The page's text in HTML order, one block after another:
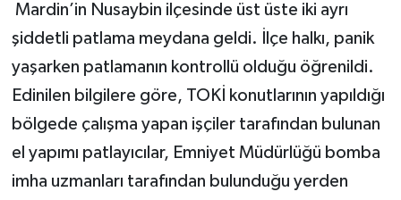
Mardin’in Nusaybin ilçesinde üst üste iki ayrı
şiddetli patlama meydana geldi. İlçe halkı, panik
yaşarken patlamanın kontrollü olduğu öğrenildi.
Edinilen bilgilere göre, TOKİ konutlarının yapıldığı
bölgede çalışma yapan işçiler tarafından bulunan
el yapımı patlayıcılar, Emniyet Müdürlüğü bomba
imha uzmanları tarafından bulunduğu yerden